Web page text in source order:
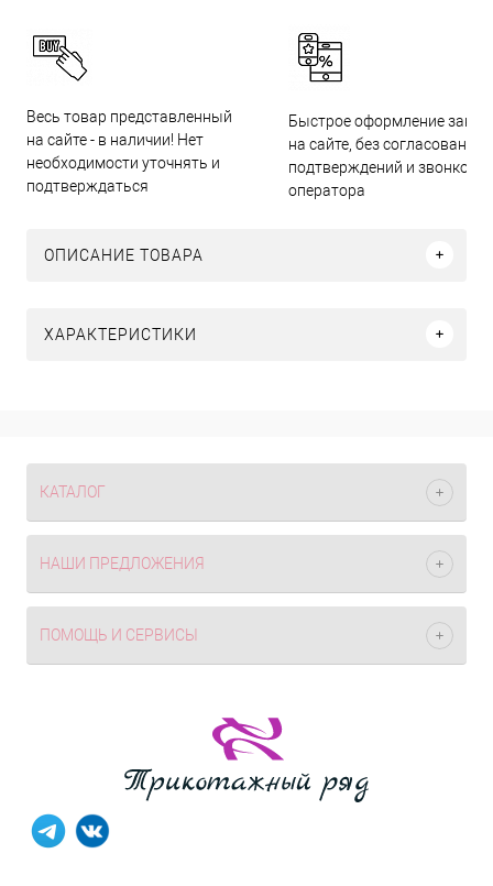
Весь товар представленный
на сайте - в наличии! Нет
необходимости уточнять и
подтверждаться
Быстрое оформление
на сайте, без согласований,
подтверждений и звонков
оператора
ОПИСАНИЕ ТОВАРА
ХАРАКТЕРИСТИКИ
КАТАЛОГ
НАШИ ПРЕДЛОЖЕНИЯ
ПОМОЩЬ И СЕРВИСЫ